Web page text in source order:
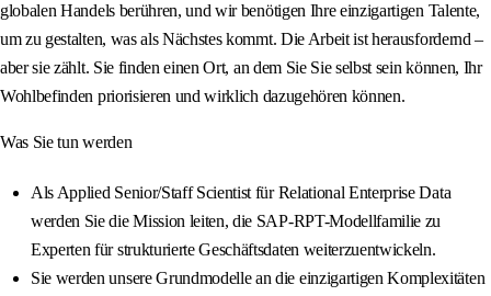
globalen Handels berühren, und wir benötigen Ihre einzigartigen Talente,
um zu gestalten, was als Nächstes kommt. Die Arbeit ist herausfordernd –
aber sie zählt. Sie finden einen Ort, an dem Sie Sie selbst sein können, Ihr
Wohlbefinden priorisieren und wirklich dazugehören können.
Was Sie tun werden
Als Applied Senior/Staff Scientist für Relational Enterprise Data
werden Sie die Mission leiten, die SAP‑RPT-Modellfamilie zu
Experten für strukturierte Geschäftsdaten weiterzuentwickeln.
Sie werden unsere Grundmodelle an die einzigartigen Komplexitäten